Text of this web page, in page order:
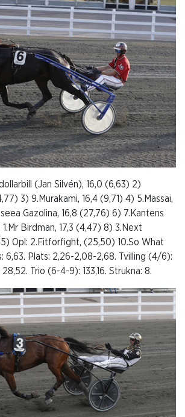
(Jan Silvén), 16,0 (6,63) 2)
3) 9.Murakami, 16,4 (9,71) 4) 5.Massai,
Gazolina, 16,8 (27,76) 6) 7.Kantens
1.Mr Birdman, 17,3 (4,47) 8) 3.Next
Opl: 2.Fitforfight, (25,50) 10.So What
6,63. Plats: 2,26-2,08-2,68. Tvilling (4/6):
Trio (6-4-9): 133,16. Strukna: 8.